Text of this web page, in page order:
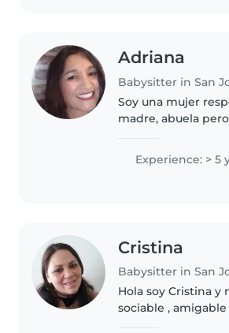
Adriana
Soy una mujer
madre, abuela
sonrisa.
Experience: > 5
Cristina
Hola soy Cristina y
sociable ,